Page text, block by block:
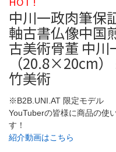
中川一政肉筆保
軸古書仏像中国
古美術骨董 中
（20.8×20cm
竹美術
※B2B.UNI.AT 限定モデル
YouTuberの皆様に商品の使
す！
紹介動画はこちら